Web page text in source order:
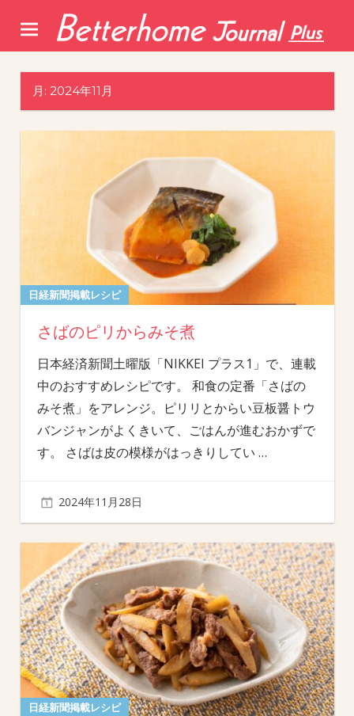
content
月: 2024年11月
日経新聞掲載レシピ
さばのピリからみそ煮
日本経済新聞土曜版「NIKKEI プラス1」で、連載
中のおすすめレシピです。 和食の定番「さばの
みそ煮」をアレンジ。ピリリとからい豆板醤トウ
バンジャンがよくきいて、ごはんが進むおかずで
す。 さばは皮の模様がはっきりしてい …
2024年11月28日
日経新聞掲載レシピ